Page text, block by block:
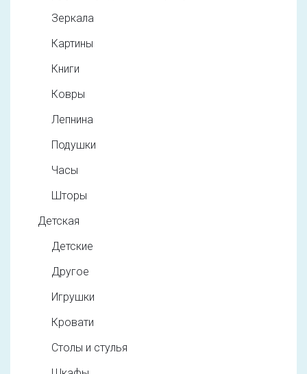
Зеркала
Картины
Книги
Ковры
Лепнина
Подушки
Часы
Шторы
Детская
Детские
Другое
Игрушки
Кровати
Столы и стулья